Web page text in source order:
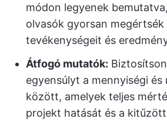
módon legyenek
olvasók gyorsan
tevékenységeit és
Átfogó mutatók:
egyensúlyt a mennyiségi és
között, amelyek teljes
projekt hatását és a